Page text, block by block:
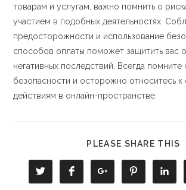
товарам и услугам, важно помнить о
участием в подобных деятельностях.
предосторожности и использование
способов оплаты поможет защитить вас
негативных последствий. Всегда помните
безопасности и осторожно относитесь к
действиям в онлайн-пространстве.
PLEASE SHARE THIS